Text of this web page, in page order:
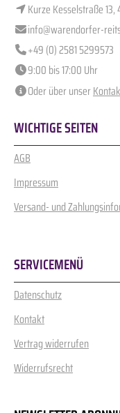
Kurze Kesselstraße
info@warendorfer-
+49 (0) 2581 5299573
9:00 bis 17:00 Uhr
Oder über unser
WICHTIGE SEITEN
AGB
Impressum
Versand- und
SERVICEMENÜ
Datenschutz
Kontakt
Vertrag widerrufen
Widerrufsrecht